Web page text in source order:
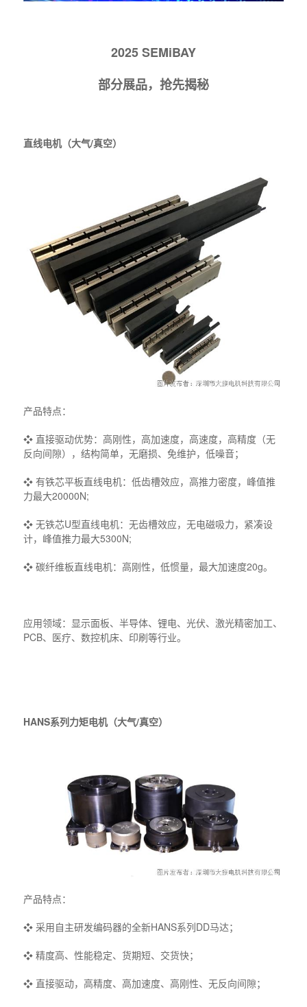
2025 SEMiBAY
部分展品，抢先揭秘
直线电机（大气/真空）
产品特点：
❖ 直接驱动优势：高刚性，高加速度，高速度，高精度（无
反向间隙），结构简单，无磨损、免维护，低噪音；
❖ 有铁芯平板直线电机：低齿槽效应，高推力密度，峰值推
力最大20000N;
❖ 无铁芯U型直线电机：无齿槽效应，无电磁吸力，紧凑设
计，峰值推力最大5300N;
❖ 碳纤维板直线电机：高刚性，低惯量，最大加速度20g。
应用领域：显示面板、半导体、锂电、光伏、激光精密加工、
PCB、医疗、数控机床、印刷等行业。
HANS系列力矩电机（大气/真空）
产品特点：
❖ 采用自主研发编码器的全新HANS系列DD马达；
❖ 精度高、性能稳定、货期短、交货快；
❖ 直接驱动，高精度、高加速度、高刚性、无反向间隙；